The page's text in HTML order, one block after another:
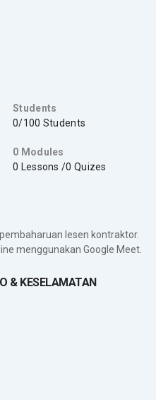
Students
0/100 Students
0 Modules
0 Lessons /0 Quizes
lesen kontraktor.
menggunakan Google Meet.
& KESELAMATAN